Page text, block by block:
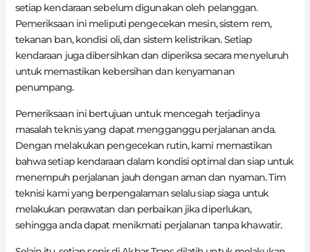
setiap kendaraan sebelum digunakan oleh pelanggan.
Pemeriksaan ini meliputi pengecekan mesin, sistem rem,
tekanan ban, kondisi oli, dan sistem kelistrikan. Setiap
kendaraan juga dibersihkan dan diperiksa secara menyeluruh
untuk memastikan kebersihan dan kenyamanan
penumpang.
Pemeriksaan ini bertujuan untuk mencegah terjadinya
masalah teknis yang dapat mengganggu perjalanan anda.
Dengan melakukan pengecekan rutin, kami memastikan
bahwa setiap kendaraan dalam kondisi optimal dan siap untuk
menempuh perjalanan jauh dengan aman dan nyaman. Tim
teknisi kami yang berpengalaman selalu siap siaga untuk
melakukan perawatan dan perbaikan jika diperlukan,
sehingga anda dapat menikmati perjalanan tanpa khawatir.